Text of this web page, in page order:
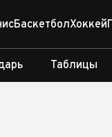
БаскетболХоккей
Таблицы